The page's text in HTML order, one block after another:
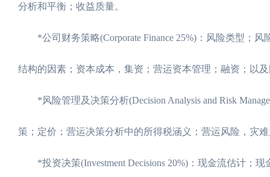
分析和平衡；收益质量。
*公司财务策略(Corporate Finance 25%)：风险类型；
结构的因素；资本成本，集资；营运资本管理；融资；以
*风险管理及决策分析(Decision Analysis and Risk
策；定价；营运决策分析中的所得税涵义；营运风险，灾
*投资决策(Investment Decisions 20%)：现金流估计；